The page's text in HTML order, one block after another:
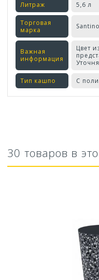
Литраж 5,6 л
Торговая
марка
Santino
Важная
информация
Цвет
Тип кашпо С
Кашпо Блюз
30 товаров в